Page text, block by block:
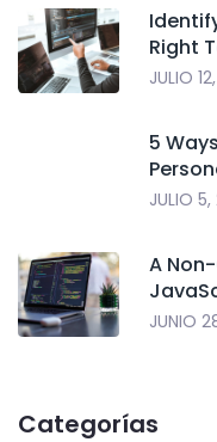
Right
JULIO
5
JULIO
A
JUNIO
Categorías